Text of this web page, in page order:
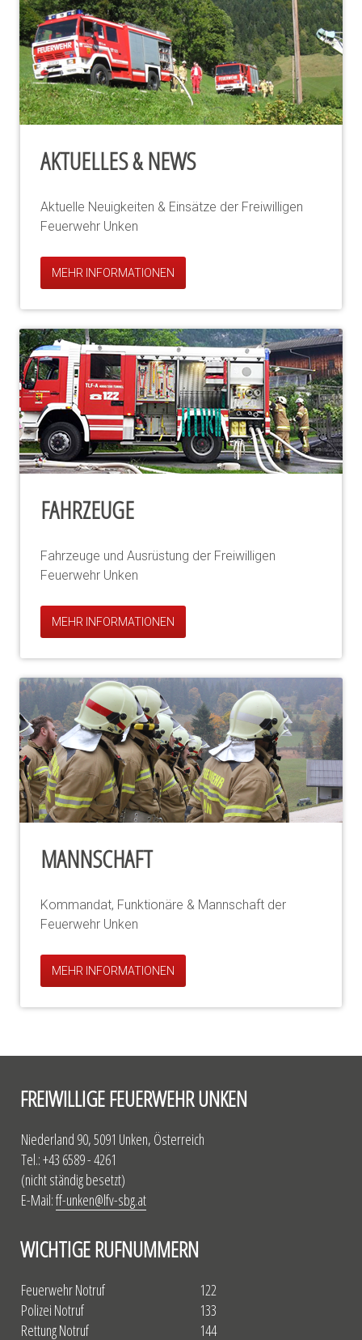
AKTUELLES & NEWS
Aktuelle Neuigkeiten & Einsätze der Freiwilligen
Feuerwehr Unken
MEHR INFORMATIONEN
FAHRZEUGE
Fahrzeuge und Ausrüstung der Freiwilligen
Feuerwehr Unken
MEHR INFORMATIONEN
MANNSCHAFT
Kommandat, Funktionäre & Mannschaft der
Feuerwehr Unken
MEHR INFORMATIONEN
FREIWILLIGE FEUERWEHR UNKEN
Niederland 90, 5091 Unken, Österreich
Tel.: +43 6589 - 4261
(nicht ständig besetzt)
E-Mail:ff-unken@lfv-sbg.at
WICHTIGE RUFNUMMERN
Feuerwehr Notruf
Polizei Notruf
Rettung Notruf
122
133
144